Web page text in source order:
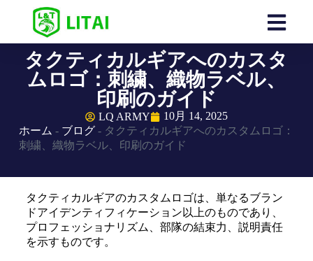
タクティカルギアへのカスタ
ムロゴ：刺繍、織物ラベル、
印刷のガイド
LQ ARMY
10月 14, 2025
ホーム - ブログ- タクティカルギアへのカスタムロゴ：
刺繍、織物ラベル、印刷のガイド
タクティカルギアのカスタムロゴは、単なるブラン
ドアイデンティフィケーション以上のものであり、
プロフェッショナリズム、部隊の結束力、説明責任
を示すものです。